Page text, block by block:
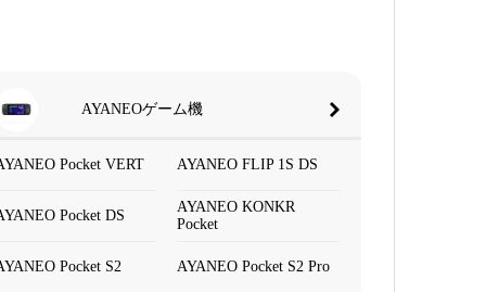
AYANEOゲーム機
Pocket VERT AYANEO FLIP 1S DS
Pocket DS
AYANEO KONKR
Pocket
Pocket S2 AYANEO Pocket S2 Pro